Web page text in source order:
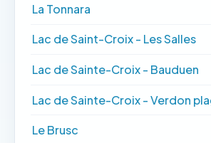
La Tonnara
Lac de Saint-Croix - Les Salles
Lac de Sainte-Croix - Bauduen
Lac de Sainte-Croix - Verdon
Le Brusc